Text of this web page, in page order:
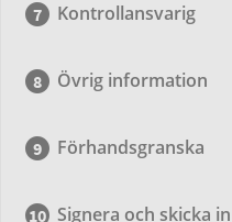
Kontrollansvarig
Övrig information
Förhandsgranska
Signera och skicka in